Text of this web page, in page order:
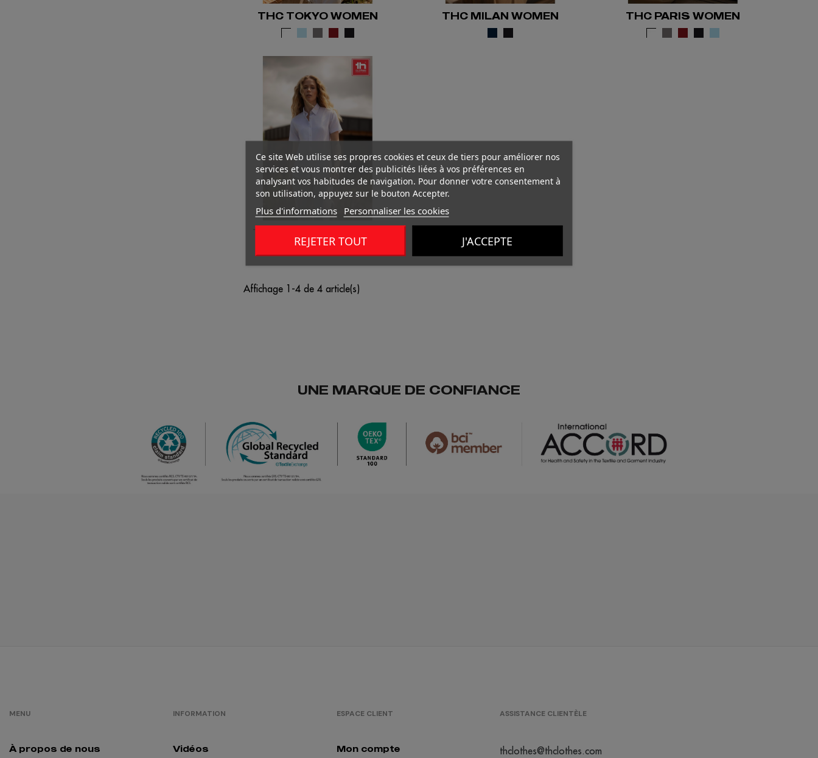
THC TOKYO WOMEN THC MILAN WOMEN THC PARIS WOMEN
Affichage 1-4 de 4 article(s)
UNE MARQUE DE CONFIANCE
MENU
À propos de nous
INFORMATION
Vidéos
ESPACE CLIENT
Mon compte
ASSISTANCE CLIENTÈLE
thclothes@thclothes.com
Ce site Web utilise ses propres cookies et ceux de tiers pour améliorer nos
services et vous montrer des publicités liées à vos préférences en
analysant vos habitudes de navigation. Pour donner votre consentement à
son utilisation, appuyez sur le bouton Accepter.
Plus d'informations Personnaliser les cookies
REJETER TOUT J'ACCEPTE